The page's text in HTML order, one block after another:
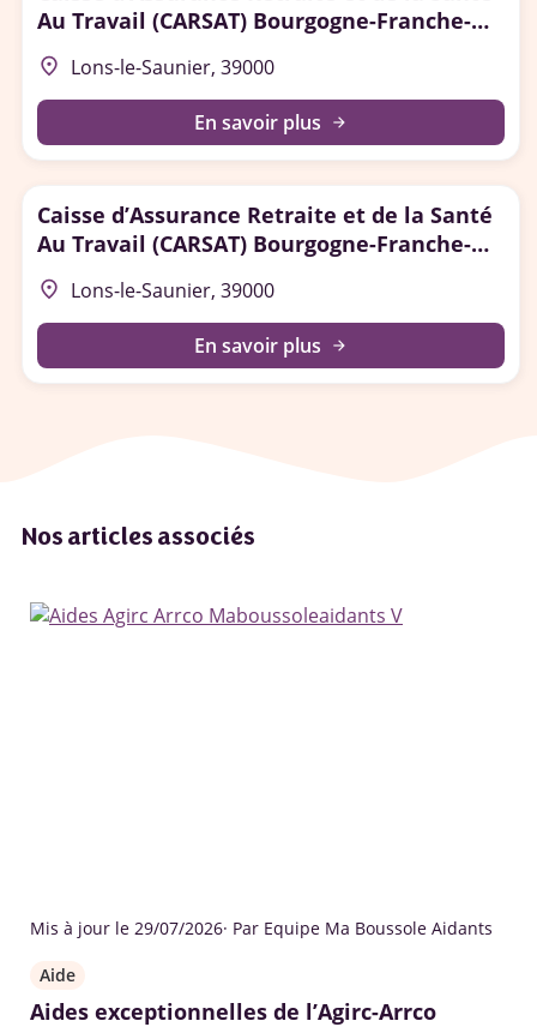
Au Travail (CARSAT) Bourgogne-Franche-
Comté - Service Social
place Lons-le-Saunier, 39000
En savoir plus arrow_forward
Caisse d’Assurance Retraite et de la Santé
Au Travail (CARSAT) Bourgogne-Franche-
Comté - Agence Retraite de Lons-le-
Saunier
place Lons-le-Saunier, 39000
En savoir plus arrow_forward
Nos articles associés
Mis à jour le 29/07/2026· Par Equipe Ma Boussole Aidants
Aide
Aides exceptionnelles de l’Agirc-Arrco